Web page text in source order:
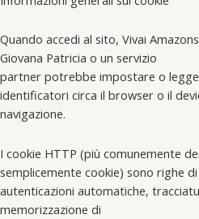
Quando accedi al sito, Vivai
Giovana Patricia o un servizio
partner potrebbe impostare o
identificatori circa il browser o il
navigazione.
I cookie HTTP (più comunemente
semplicemente cookie) sono righe
autenticazioni automatiche,
memorizzazione di